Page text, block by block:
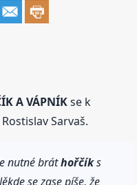
A VÁPNÍKse k
Sarvaš.
nutné bráthořčíks
se zase píše, že